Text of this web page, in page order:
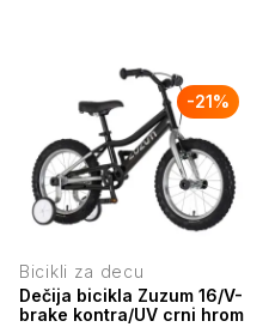
-21 %
Bicikli za decu
Dečija bicikla Zuzum 16/V-
brake kontra/UV crni hrom